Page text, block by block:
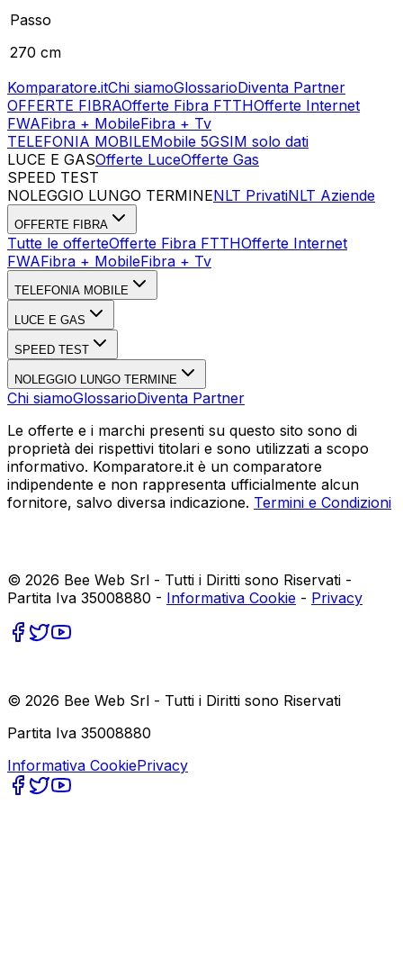
Passo
270 cm
Komparatore.itChi siamoGlossarioDiventa Partner
OFFERTE FIBRAOfferte Fibra FTTHOfferte Internet
FWAFibra + MobileFibra + Tv
TELEFONIA MOBILEMobile 5GSIM solo dati
LUCE E GASOfferte LuceOfferte Gas
SPEED TEST
NOLEGGIO LUNGO TERMINENLT PrivatiNLT Aziende
OFFERTE FIBRA
Tutte le offerteOfferte Fibra FTTHOfferte Internet
FWAFibra + MobileFibra + Tv
TELEFONIA MOBILE
LUCE E GAS
SPEED TEST
NOLEGGIO LUNGO TERMINE
Chi siamoGlossarioDiventa Partner
Le offerte e i marchi presenti su questo sito sono di
proprietà dei rispettivi titolari e sono utilizzati a scopo
informativo. Komparatore.it è un comparatore
indipendente e non rappresenta ufficialmente alcun
fornitore, salvo diversa indicazione. Termini e Condizioni
© 2026 Bee Web Srl - Tutti i Diritti sono Riservati -
Partita Iva 35008880 - Informativa Cookie - Privacy
© 2026 Bee Web Srl - Tutti i Diritti sono Riservati
Partita Iva 35008880
Informativa CookiePrivacy